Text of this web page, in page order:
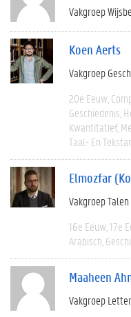
Vakgroep
Koen Aerts
Vakgroep
20e Eeuw
Geschiedenis
Kwantitatief
Taal- En
Elmozfar
Vakgroep
16e Eeuw 17e
Arabisch
Maaheen
Vakgroep